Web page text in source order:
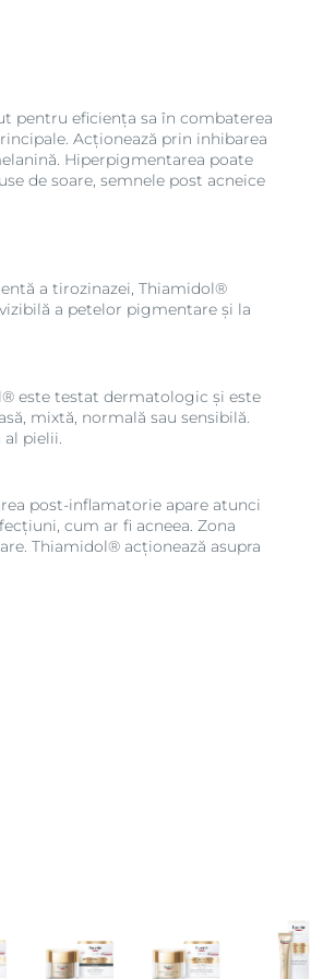
pentru eficiența sa în combaterea
Acționează prin inhibarea
Hiperpigmentarea poate
de soare, semnele post acneice
a tirozinazei, Thiamidol®
a petelor pigmentare și la
este testat dermatologic și este
mixtă, normală sau sensibilă.
pielii.
post-inflamatorie apare atunci
cum ar fi acneea. Zona
Thiamidol® acționează asupra